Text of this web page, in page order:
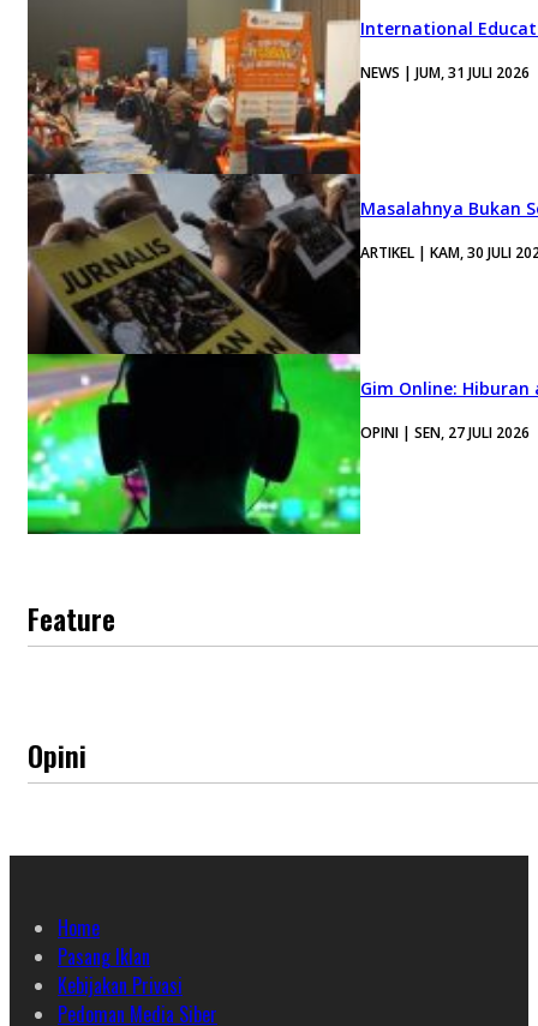
International
NEWS | JUM, 31 JULI 2026
Masalahnya Bukan
ARTIKEL | KAM, 30 JULI
Gim Online:
OPINI | SEN, 27 JULI 2026
Feature
Opini
Home
Pasang Iklan
Kebijakan Privasi
Pedoman Media Siber